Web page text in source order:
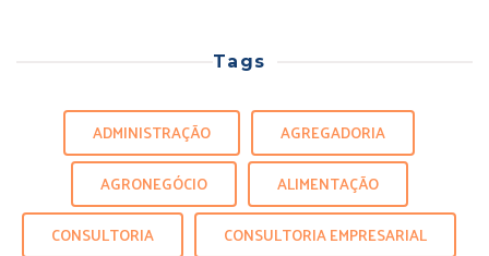
Tags
ADMINISTRAÇÃO
AGREGADORIA
AGRONEGÓCIO
ALIMENTAÇÃO
CONSULTORIA
CONSULTORIA EMPRESARIAL